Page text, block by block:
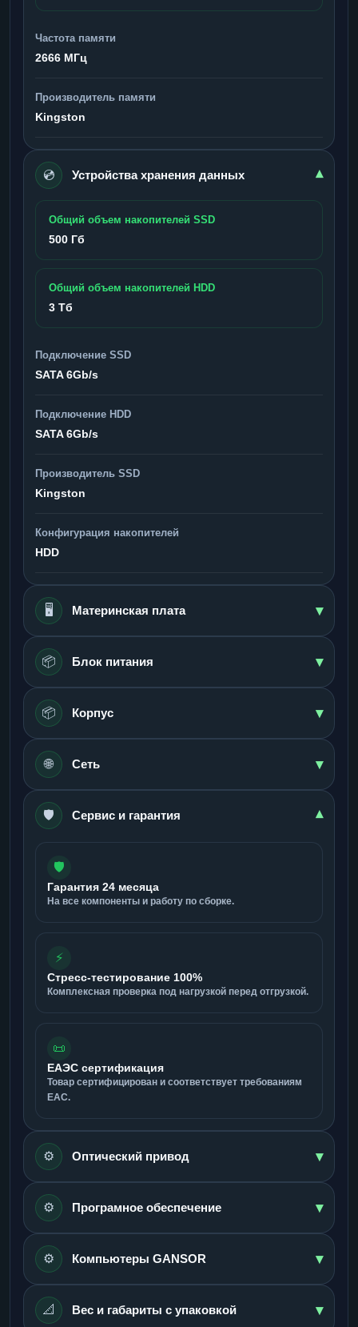
Частота памяти
2666 МГц
Производитель памяти
Kingston
💿 Устройства хранения данных ▾
Общий объем накопителей SSD
500 Гб
Общий объем накопителей HDD
3 Тб
Подключение SSD
SATA 6Gb/s
Подключение HDD
SATA 6Gb/s
Производитель SSD
Kingston
Конфигурация накопителей
HDD
🖥️ Материнская плата ▾
📦 Блок питания ▾
📦 Корпус ▾
🌐 Сеть ▾
🛡️ Сервис и гарантия ▾
🛡️
Гарантия 24 месяца
На все компоненты и работу по сборке.
⚡
Стресс-тестирование 100%
Комплексная проверка под нагрузкой перед отгрузкой.
📜
ЕАЭС сертификация
Товар сертифицирован и соответствует требованиям
ЕАС.
⚙️ Оптический привод ▾
⚙️ Програмное обеспечение ▾
⚙️ Компьютеры GANSOR ▾
📐 Вес и габариты с упаковкой ▾